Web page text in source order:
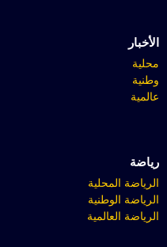
الأخبار
محلية
وطنية
عالمية
رياضة
الرياضة المحلية
الرياضة الوطنية
الرياضة العالمية